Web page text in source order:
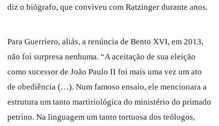
diz o biógrafo, que conviveu com Ratzinger durante anos.
Para Guerriero, aliás, a renúncia de Bento XVI, em 2013,
não foi surpresa nenhuma. “A aceitação de sua eleição
como sucessor de João Paulo II foi mais uma vez um ato
de obediência (…). Num famoso ensaio, ele mencionara a
estrutura um tanto martiriológica do ministério do primado
petrino. Na linguagem um tanto tortuosa dos teólogos,